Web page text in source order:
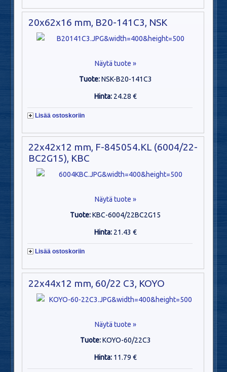
20x62x16 mm, B20-141C3, NSK
Näytä tuote »
Tuote:NSK-B20-141C3
Hinta: 24.28 €
Lisää ostoskoriin
22x42x12 mm, F-845054.KL (6004/22-
BC2G15), KBC
Näytä tuote »
Tuote:KBC-6004/22BC2G15
Hinta: 21.43 €
Lisää ostoskoriin
22x44x12 mm, 60/22 C3, KOYO
Näytä tuote »
Tuote:KOYO-60/22C3
Hinta: 11.79 €